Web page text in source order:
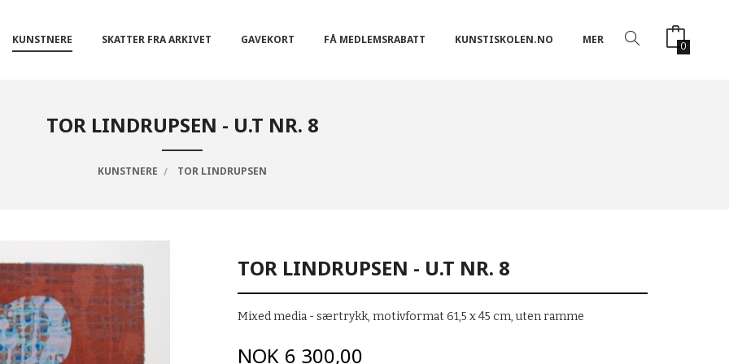
KUNSTNERE SKATTER FRA ARKIVET GAVEKORT FÅ MEDLEMSRABATT KUNSTISKOLEN.NO MER 0
TOR LINDRUPSEN - U.T NR. 8
KUNSTNERE TOR LINDRUPSEN
TOR LINDRUPSEN - U.T NR. 8
Mixed media - særtrykk, motivformat 61,5 x 45 cm, uten ramme
Pris
NOK 6 300,00